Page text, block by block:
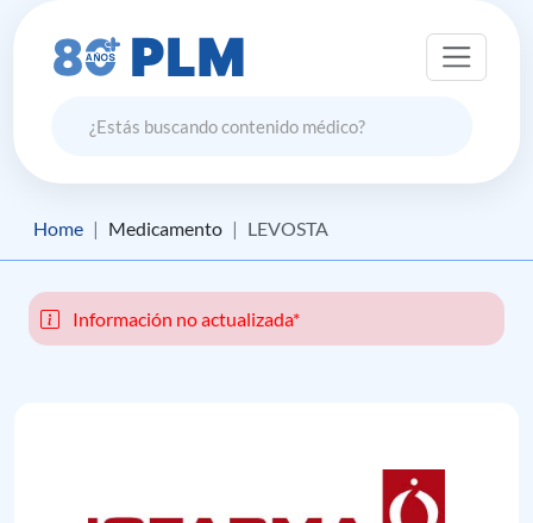
Home Medicamento LEVOSTA
Información no actualizada*